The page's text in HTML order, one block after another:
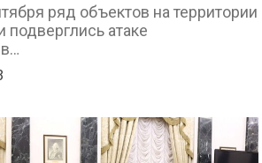
ряд объектов на территории
подверглись атаке